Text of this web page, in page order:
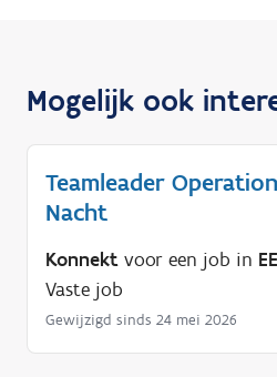
Mogelijk ook
Teamleader
Nacht
Konnekt voor een job in
Vaste job
Gewijzigd sinds 24 mei 2026